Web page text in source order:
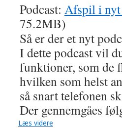
Podcast: Afspil i
75.2MB)
Så er der et nyt
I dette podcast vil
funktioner, som de
hvilken som helst
så snart telefonen
Der gennemgåes
Læs videre